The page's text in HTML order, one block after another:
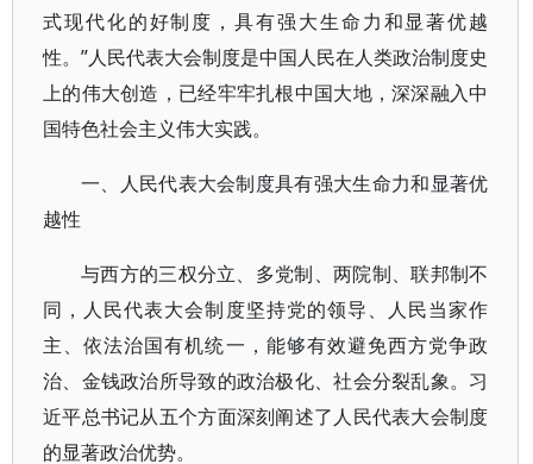
式现代化的好制度，具有强大生命力和显著优越
性。”人民代表大会制度是中国人民在人类政治制度史
上的伟大创造，已经牢牢扎根中国大地，深深融入中
国特色社会主义伟大实践。
一、人民代表大会制度具有强大生命力和显著优
越性
与西方的三权分立、多党制、两院制、联邦制不
同，人民代表大会制度坚持党的领导、人民当家作
主、依法治国有机统一，能够有效避免西方党争政
治、金钱政治所导致的政治极化、社会分裂乱象。习
近平总书记从五个方面深刻阐述了人民代表大会制度
的显著政治优势。